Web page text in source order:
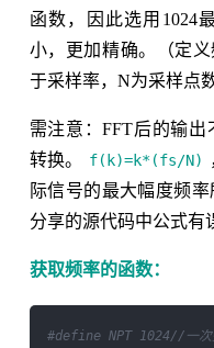
函数，因此选用1024
小，更加精确。（定
于采样率，N为采样点数
需注意：FFT后的输
转换。
f(k)=k*(fs/N)
际信号的最大幅度频
分享的源代码中公式有
获取频率的函数：
#define NPT 1024//一次